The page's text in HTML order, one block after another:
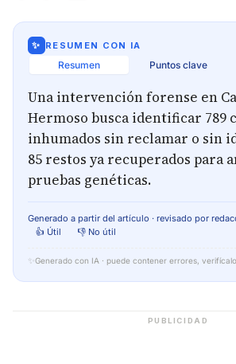
✨ RESUMEN CON IA
Resumen Puntos clave
Una intervención forense en
Hermoso busca identificar 789
inhumados sin reclamar o sin
85 restos ya recuperados para
pruebas genéticas.
Generado a partir del artículo · revisado por
👍 Útil
👎 No útil
✨ Generado con IA · puede contener errores,
PUBLICIDAD